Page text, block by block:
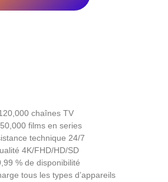
chaînes TV
films en series
technique 24/7
4K/FHD/HD/SD
% de disponibilité
tous les types d’appareils